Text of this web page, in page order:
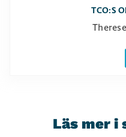
TCO:S
Läs mer i